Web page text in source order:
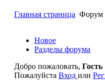
Главная страница Форум
Новое
Разделы форума
Добро пожаловать, Гость
Пожалуйста Вход или